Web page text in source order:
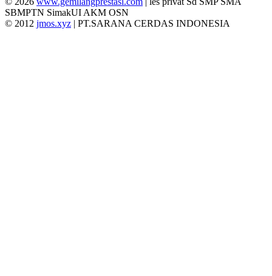
SBMPTN SimakUI AKM OSN
© 2012 jmos.xyz | PT.SARANA CERDAS INDONESIA